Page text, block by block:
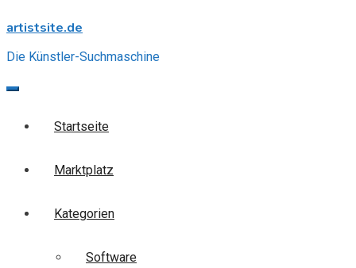
to
artistsite.de
Die Künstler-Suchmaschine
Startseite
Marktplatz
Kategorien
Software